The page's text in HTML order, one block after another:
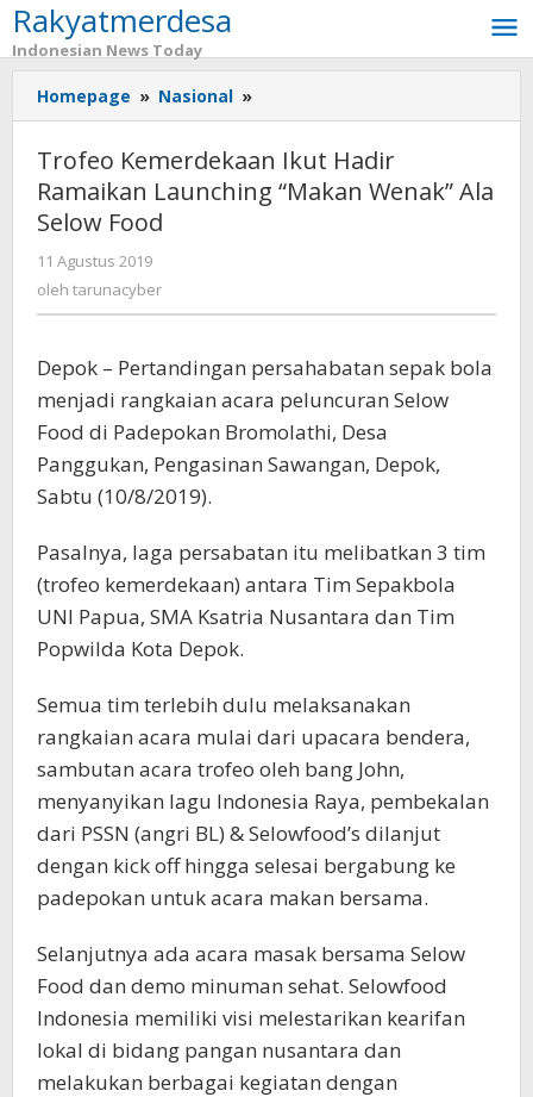
Lewati
ke
konten
Rakyatmerdesa
Indonesian News Today
Homepage » Nasional »
Kemerdekaan
Hadir
Ramaikan
Selow
Trofeo Kemerdekaan Ikut Hadir
Ramaikan Launching “Makan Wenak” Ala
Selow Food
11 Agustus 2019
oleh tarunacyber
Depok – Pertandingan persahabatan sepak bola
menjadi rangkaian acara peluncuran Selow
Food di Padepokan Bromolathi, Desa
Panggukan, Pengasinan Sawangan, Depok,
Sabtu (10/8/2019).
Pasalnya, laga persabatan itu melibatkan 3 tim
(trofeo kemerdekaan) antara Tim Sepakbola
UNI Papua, SMA Ksatria Nusantara dan Tim
Popwilda Kota Depok.
Semua tim terlebih dulu melaksanakan
rangkaian acara mulai dari upacara bendera,
sambutan acara trofeo oleh bang John,
menyanyikan lagu Indonesia Raya, pembekalan
dari PSSN (angri BL) & Selowfood’s dilanjut
dengan kick off hingga selesai bergabung ke
padepokan untuk acara makan bersama.
Selanjutnya ada acara masak bersama Selow
Food dan demo minuman sehat. Selowfood
Indonesia memiliki visi melestarikan kearifan
lokal di bidang pangan nusantara dan
melakukan berbagai kegiatan dengan